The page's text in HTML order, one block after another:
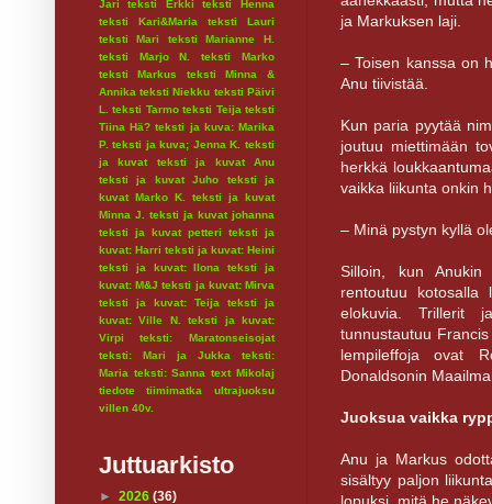
ja Markuksen laji.
– Toisen kanssa on
Anu tiivistää.
Kun paria pyytää
joutuu miettimään
herkkä
vaikka liikunta onkin
– Minä pystyn kyllä
Silloin, kun Anukin
rentoutuu kotosalla
elokuvia. Trillerit
tunnustautuu
lempileffoja ovat
Donaldsonin
Juoksua vaikka
Anu ja Markus
sisältyy paljon
Jari teksti Erkki
teksti Henna
teksti Kari&Maria
teksti Lauri
teksti Mari
teksti Marianne H.
teksti Marjo N.
teksti Marko
teksti Markus
teksti Minna &
Annika teksti Niekku teksti Päivi
L.
teksti Tarmo teksti Teija teksti
Tiina Hä? teksti ja kuva: Marika
P. teksti ja kuva; Jenna K.
teksti
ja kuvat
teksti ja kuvat Anu
teksti ja kuvat Juho
teksti ja
kuvat Marko K.
teksti ja kuvat
Minna J.
teksti ja kuvat johanna
teksti ja kuvat petteri
teksti ja
kuvat: Harri teksti ja kuvat: Heini
teksti ja kuvat: Ilona
teksti ja
kuvat: M&J teksti ja kuvat: Mirva
teksti ja kuvat: Teija
teksti ja
kuvat: Ville N.
teksti ja kuvat:
Virpi
teksti: Maratonseisojat
teksti: Mari ja Jukka
teksti:
Maria teksti: Sanna text Mikolaj
tiedote
tiimimatka
ultrajuoksu
villen 40v.
Juttuarkisto
► 2026 (36)